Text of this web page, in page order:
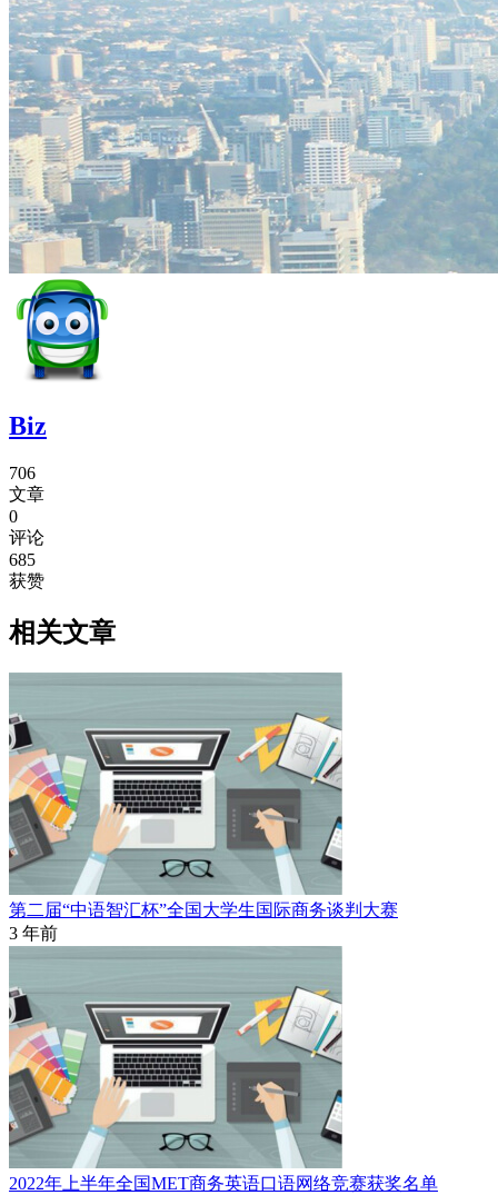
Biz
706
文章
0
评论
685
获赞
相关文章
第二届“中语智汇杯”全国大学生国际商务谈判大赛
3 年前
2022年上半年全国MET商务英语口语网络竞赛获奖名单